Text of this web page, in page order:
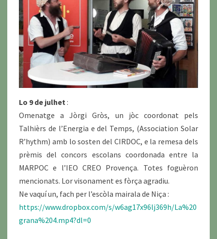
Lo 9 de julhet :
Omenatge a Jòrgi Gròs, un jòc coordonat pels
Talhièrs de l’Energia e del Temps, (Association Solar
R’hythm) amb lo sosten del CIRDOC, e la remesa dels
prèmis del concors escolans coordonada entre la
MARPOC e l’IEO CREO Provença. Totes foguèron
mencionats. Lor visonament es fòrça agradiu.
Ne vaquí un, fach per l’escòla mairala de Niça :
https://www.dropbox.com/s/w6ag17x96lj369h/La%20
grana%204.mp4?dl=0